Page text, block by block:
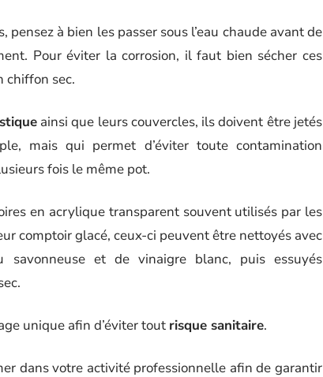
à bien les passer sous l’eau chaude avant de
Pour éviter la corrosion, il faut bien sécher ces
chiffon sec.
ainsi que leurs couvercles, ils doivent être jetés
mais qui permet d’éviter toute contamination
fois le même pot.
en acrylique transparent souvent utilisés par les
comptoir glacé, ceux-ci peuvent être nettoyés avec
savonneuse et de vinaigre blanc, puis essuyés
unique afin d’éviter tout risque sanitaire.
dans votre activité professionnelle afin de garantir